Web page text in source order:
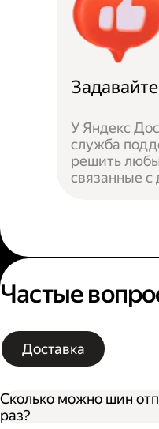
У Яндекс
служба
решить
связанные с
Частые
Доставка
Сколько можно шин
раз?